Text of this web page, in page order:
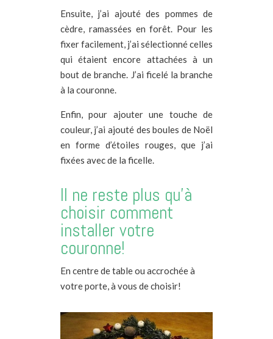
Ensuite, j’ai ajouté des pommes de
cèdre, ramassées en forêt. Pour les
fixer facilement, j’ai sélectionné celles
qui étaient encore attachées à un
bout de branche. J’ai ficelé la branche
à la couronne.
Enfin, pour ajouter une touche de
couleur, j’ai ajouté des boules de Noël
en forme d’étoiles rouges, que j’ai
fixées avec de la ficelle.
Il ne reste plus qu’à
choisir comment
installer votre
couronne!
En centre de table ou accrochée à
votre porte, à vous de choisir!